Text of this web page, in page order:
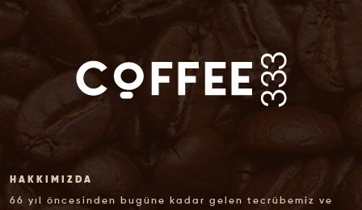
HAKKIMIZDA
66 yıl öncesinden bugüne kadar gelen tecrübemiz ve